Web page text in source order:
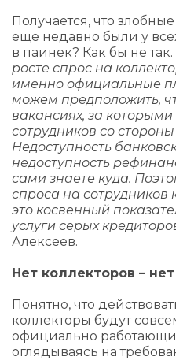
Получается, что
ещё недавно были у
в паинек? Как бы не так.
росте спрос на
именно официальные
можем предположить,
вакансиях, за
сотрудников со
Недоступность
недоступность
сами знаете куда.
спроса на сотрудников
это косвенный
услуги серых
Алексеев.
Нет коллекторов –
Понятно, что
коллекторы будут
официально
оглядываясь на